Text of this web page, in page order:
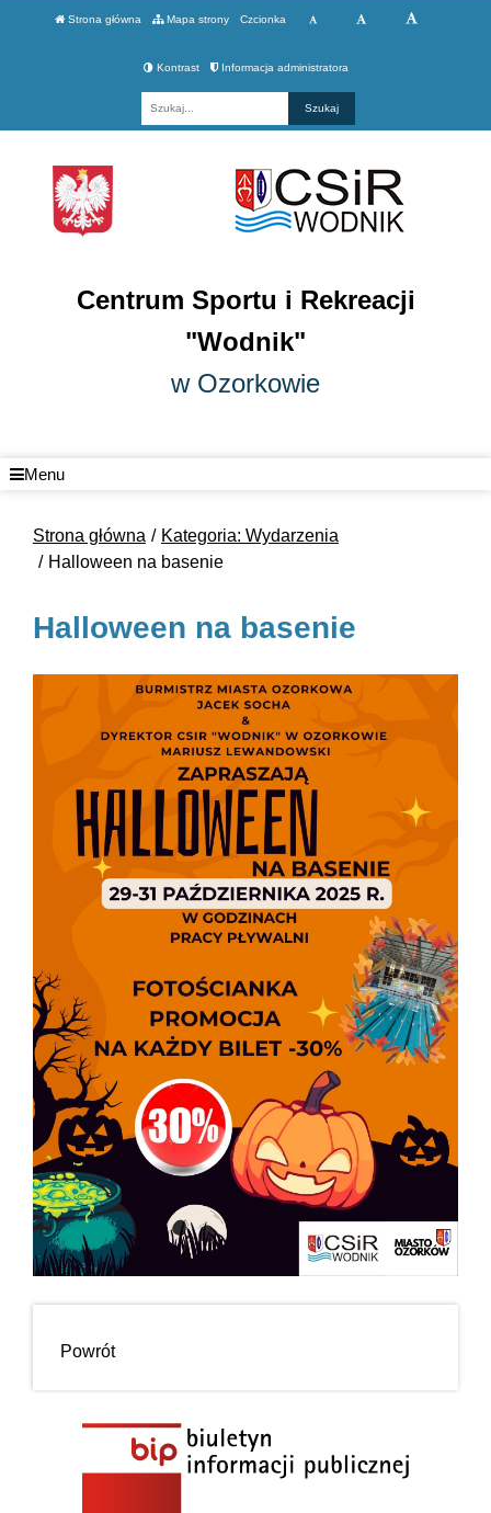
Strona główna Mapa strony Czcionka
Kontrast Informacja administratora
Centrum Sportu i Rekreacji
"Wodnik"
w Ozorkowie
Menu
Strona główna
Kategoria: Wydarzenia
Halloween na basenie
Halloween na basenie
Powrót